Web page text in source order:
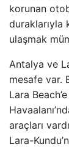
korunan
duraklarıyla
ulaşmak
Antalya ve
mesafe var.
Lara
araçları
Lara-